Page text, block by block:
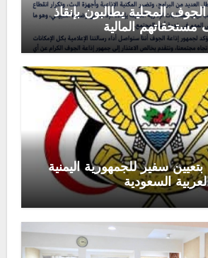
المحلية يطالبون بإنقاذ
المالية
سفير للجمهورية اليمنية
السعودية